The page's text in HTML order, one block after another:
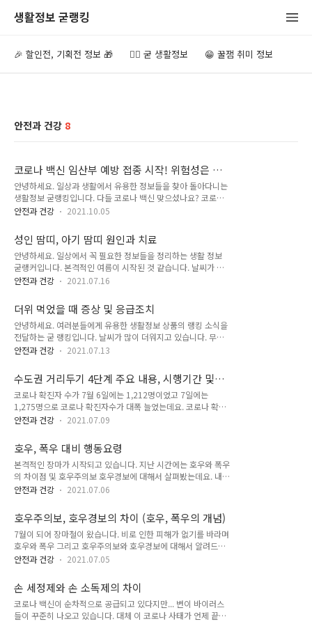
생활정보 굳랭킹
🎉 할인전, 기획전 정보 🎁 👍🏻 굳 생활정보 😁 꿀잼 취미 정보
안전과 건강 8
코로나 백신 임산부 예방 접종 시작! 위험성은 없
는가?
안녕하세요. 일상과 생활에서 유용한 정보들을 찾아 돌아다니는
생활정보 굳랭킹입니다. 다들 코로나 백신 맞으셨나요? 코로나
가 발생한 지 2년이 다 되어가고 있습니다. 세계적으로 대 유행
들의 안녕과 평화를 바랍니다. 임산부 코로나 백신 예방 접종 시
작 정부에서는 오는 8일부터 임산부 분들의 코라나 백신 예방 접
종을 시작한다고 합니다. 그동안 코로나 백신 예방 접종을 받고
싶었지만 임신으로 인하여 예방 접종을 받지 못하셨던 분들은 오
는 8일에 코로나 백신 예약 신청하셔서 꼭 코로나 예방접종받으
산모에게 악영향을 끼치는 것이 아닌가 라고 생각이 들 수 있으
나, 백신으로 인하여 산모와 태아에..
안전과 건강 2021.10.05
성인 땀띠, 아기 땀띠 원인과 치료
안녕하세요. 일상에서 꼭 필요한 정보들을 정리하는 생활 정보
굳랭커입니다. 본격적인 여름이 시작된 것 같습니다. 날씨가 너
무 더워졌어요. ㅠㅜ 잠깐씩만 걸어도 땀이 주룩주룩 너무 힘든
심하셔야 합니다. 땀띠가 나면 간지럽고 따갑고 여간 귀찮은 게
아닙니다. ㅠㅠ 다들 어렸을 때나 아기 때 땀띠 한 번씩 나신 경
험이 있을 거예요. 저 같은 경우에 성인이 된 이후로는 땀띠에 잘
걸리지 않지만, 그래도 3년에 한 번씩 정도는 걸렸던 것 같아요.
이렇게 가끔씩 우리를 귀찮고 아프게 많드는 땀띠 그 원인과 치
기 땀띠 원인 땀띠는 왜 생기는 것일까요? 그리고 왜 아기 때 더
많이 땀띠에 걸릴..
안전과 건강 2021.07.16
더위 먹었을 때 증상 및 응급조치
안녕하세요. 여러분들에게 유용한 생활정보 상품의 랭킹 소식을
전달하는 굳 랭킹입니다. 날씨가 많이 더워지고 있습니다. 무더
위, 열대야, 열돔, 폭염, 폭염주의보, 폭염경보와 같은 말들이 뉴
가게 되면 폭염성 질병에 걸리게 되는데요. 이러한 증상을 우리
는 흔히 더위 먹었다고 부릅니다. 뉴스나 각종 언론매체에서는
날씨가 더 더위질 것으로 보고 있는데요. 따라서 이번 글에서는
더위로 인한 질병들에 대해서 알아보도록 하겠습니다. 더위로 인
한 질병들도 여러 종류가 있는데요. 각각의 종류에 따라 어떠한
니다. 더위 먹었을 때 증상 및 응급조치 방법 일사병 일사병은 더
위 먹었을 때 나타나는 대표적..
안전과 건강 2021.07.13
수도권 거리두기 4단계 주요 내용, 시행기간 및
적용범위
코로나 확진자 수가 7월 6일에는 1,212명이었고 7일에는
1,275명으로 코로나 확진자수가 대폭 늘었는데요. 코로나 확진
자의 증가로 사회적 거리두기가 수도권에서는 2단계에서 4단계
여 정부에서 수도권에 사회적 거리두기를 4단계로 격상하며 특
단에 조치를 취한 것으로 생각됩니다. 이번 수도권 거리두기의
내용을 자세히 살펴보도록 하겠습니다. 거리두기 4단계 "시행기
간" 현재 예정된 거리두기 4단계 기간은 7월 12일 월요일부터 7
월 25일 일요일까지 2주간 시행을 할 예정입니다. 거리두기 4단
축소)할 예정이라고 합니다. 거리두기 4단계 "적용범위" 거리두
기 4단계 적용범위는 수도권 전체..
안전과 건강 2021.07.09
호우, 폭우 대비 행동요령
본격적인 장마가 시작되고 있습니다. 지난 시간에는 호우와 폭우
의 차이점 및 호우주의보 호우경보에 대해서 살펴봤는데요. 내용
이 궁금하신 분들은 아래 링크 클릭해 보세요~ 호우주의보, 호우
비로 인한 피해가 없기를 바라며 호우와 폭우 그리고 호우주의보
와 호우경보에 대해서 알려드리도록 하겠습니다. 장마란 장마전
선의 형성으로 인해 여러 날에 goodranking.co.kr 자 그렇다면
이번에는 호우주의보와 호우경보 발령 시에 우리는 어떻게 행동
해야~ 장마와 호우에 대비하여 우리가 해야 하는 것들은 무엇인
할 수 있는지 장마철 호우 또는 폭우로부터 피해를 최소화할 수
있는 방법들을 자세히 ..
안전과 건강 2021.07.06
호우주의보, 호우경보의 차이 (호우, 폭우의 개념)
7월이 되어 장마철이 왔습니다. 비로 인한 피해가 없기를 바라며
호우와 폭우 그리고 호우주의보와 호우경보에 대해서 알려드리
도록 하겠습니다. 장마란 장마전선의 형성으로 인해 여러 날에
상륙 등으로 비가 많이 내리는 것을 우리는 일반적으로 호우 또
는 폭우라고 부르고 있으며, 호우와 폭우가 발생할 경우 많은 양
의 비로 인해 인명적 사고와 재산적 피해가 매년 빈번히 발생하
고 있습니다. 그래서 국가와 기상청에서는 비로 인한 국민들의
안전과 건강 2021.07.05
손 세정제와 손 소독제의 차이
코로나 백신이 순차적으로 공급되고 있다지만... 변이 바이러스
들이 꾸준히 나오고 있습니다. 대체 이 코로나 사태가 언제 끝날